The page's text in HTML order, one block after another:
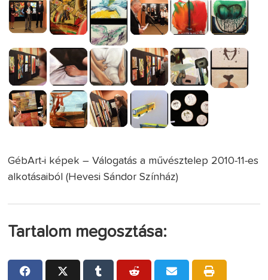
GébArt-i képek – Válogatás a művésztelep 2010-11-es
alkotásaiból (Hevesi Sándor Színház)
Tartalom megosztása: